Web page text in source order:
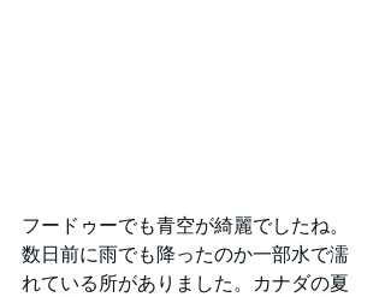
フードゥーでも青空が綺麗でしたね。
数日前に雨でも降ったのか一部水で濡
れている所がありました。カナダの夏